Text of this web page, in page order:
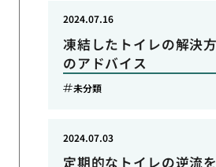
凍結したトイレの解決
のアドバイス
2024.07.16
未分類
定期的なトイレの逆流
2024.07.03